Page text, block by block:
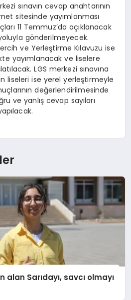
sınavın cevap anahtarının
sitesinde yayımlanması
11 Temmuz’da açıklanacak
gönderilmeyecek.
ve Yerleştirme Kılavuzu ise
yayımlanacak ve liselere
LGS merkezi sınavına
liseleri ise yerel yerleştirmeyle
değerlendirilmesinde
ve yanlış cevap sayıları
alan Sarıdayı, savcı olmayı